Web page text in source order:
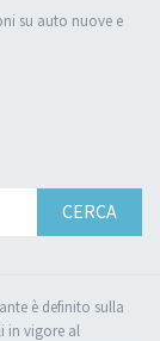
su auto nuove e
CERCA
è definito sulla
in vigore al